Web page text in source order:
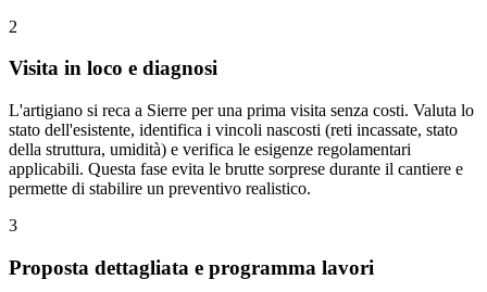
2
Visita in loco e diagnosi
L'artigiano si reca a Sierre per una prima visita senza costi. Valuta lo
stato dell'esistente, identifica i vincoli nascosti (reti incassate, stato
della struttura, umidità) e verifica le esigenze regolamentari
applicabili. Questa fase evita le brutte sorprese durante il cantiere e
permette di stabilire un preventivo realistico.
3
Proposta dettagliata e programma lavori